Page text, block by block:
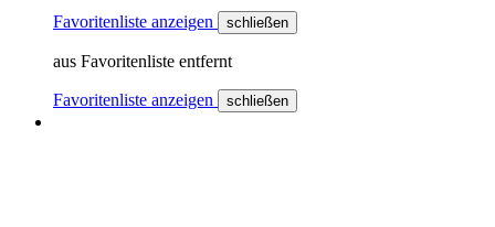
Favoritenliste anzeigen schließen
aus Favoritenliste entfernt
Favoritenliste anzeigen schließen